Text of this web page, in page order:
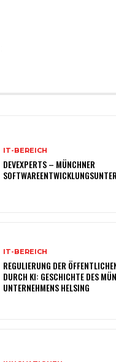
IT-BEREICH
DEVEXPERTS – MÜNCHNER
IT-BEREICH
REGULIERUNG DER
DURCH KI: GESCHICHTE DES
UNTERNEHMENS HELSING